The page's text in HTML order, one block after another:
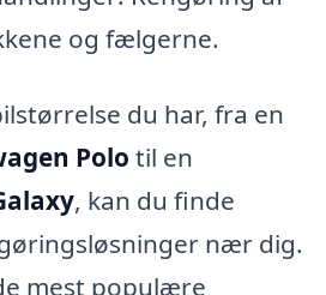
og fælgerne.
du har, fra en
Polo til en
, kan du finde
nær dig.
mest populære